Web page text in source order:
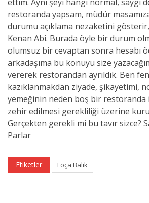
Etiketler Foça Balık